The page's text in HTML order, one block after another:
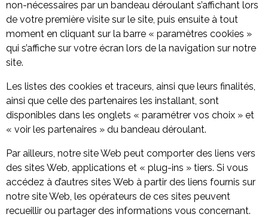
non-nécessaires par un bandeau déroulant s’affichant lors
de votre première visite sur le site, puis ensuite à tout
moment en cliquant sur la barre « paramètres cookies »
qui s’affiche sur votre écran lors de la navigation sur notre
site.
Les listes des cookies et traceurs, ainsi que leurs finalités,
ainsi que celle des partenaires les installant, sont
disponibles dans les onglets « paramétrer vos choix » et
« voir les partenaires » du bandeau déroulant.
Par ailleurs, notre site Web peut comporter des liens vers
des sites Web, applications et « plug-ins » tiers. Si vous
accédez à d’autres sites Web à partir des liens fournis sur
notre site Web, les opérateurs de ces sites peuvent
recueillir ou partager des informations vous concernant.